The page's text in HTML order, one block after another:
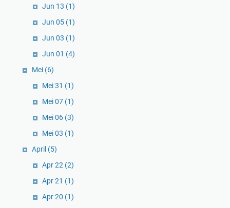
Jun 13 (1)
Jun 05 (1)
Jun 03 (1)
Jun 01 (4)
Mei (6)
Mei 31 (1)
Mei 07 (1)
Mei 06 (3)
Mei 03 (1)
April (5)
Apr 22 (2)
Apr 21 (1)
Apr 20 (1)